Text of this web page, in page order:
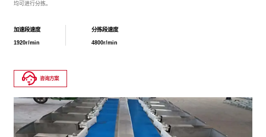
均可进行分拣。
加速段速度
1920r/min
分拣段速度
4800r/min
咨询方案